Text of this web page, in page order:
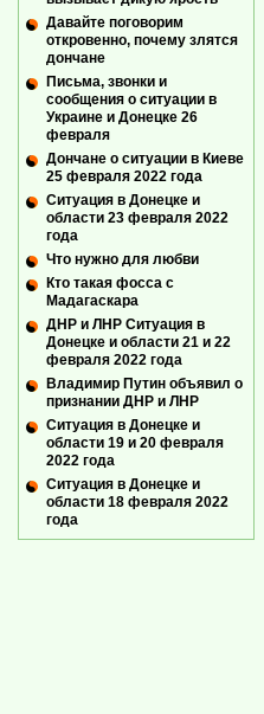
Давайте поговорим
откровенно, почему злятся
дончане
Письма, звонки и
сообщения о ситуации в
Украине и Донецке 26
февраля
Дончане о ситуации в Киеве
25 февраля 2022 года
Ситуация в Донецке и
области 23 февраля 2022
года
Что нужно для любви
Кто такая фосса с
Мадагаскара
ДНР и ЛНР Ситуация в
Донецке и области 21 и 22
февраля 2022 года
Владимир Путин объявил о
признании ДНР и ЛНР
Ситуация в Донецке и
области 19 и 20 февраля
2022 года
Ситуация в Донецке и
области 18 февраля 2022
года